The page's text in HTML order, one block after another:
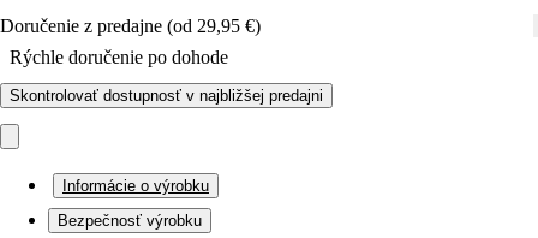
Doručenie z predajne (od 29,95 €)
Rýchle doručenie po dohode
Skontrolovať dostupnosť v najbližšej predajni
Informácie o výrobku
Bezpečnosť výrobku